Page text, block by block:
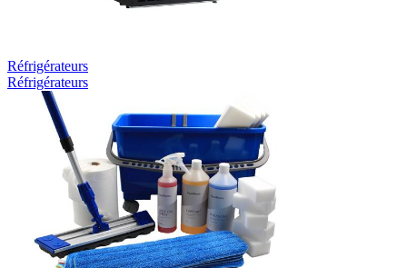
Réfrigérateurs
Réfrigérateurs